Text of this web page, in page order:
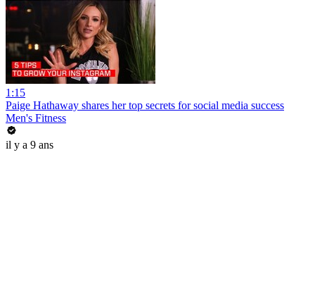
1:15
Paige Hathaway shares her top secrets for social media success
Men's Fitness
il y a 9 ans